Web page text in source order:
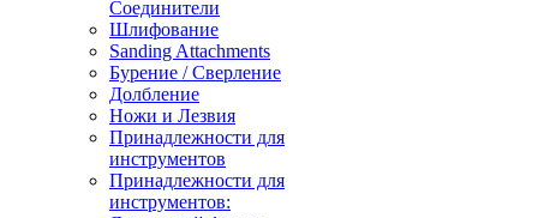
Соединители
Шлифование
Sanding Attachments
Бурение / Сверление
Долбление
Ножи и Лезвия
Принадлежности для
инструментов
Принадлежности для
инструментов: